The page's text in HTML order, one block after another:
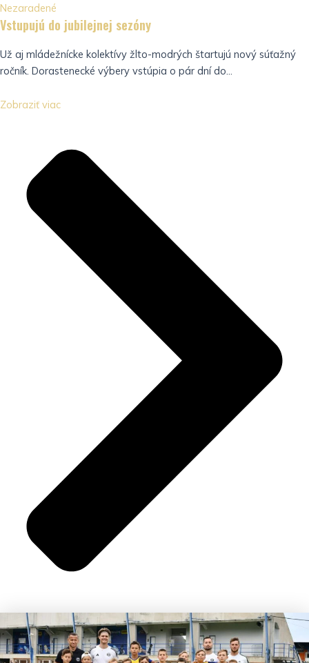
Nezaradené
Vstupujú do jubilejnej sezóny
Už aj mládežnícke kolektívy žlto-modrých štartujú nový súťažný
ročník. Dorastenecké výbery vstúpia o pár dní do...
Zobraziť viac